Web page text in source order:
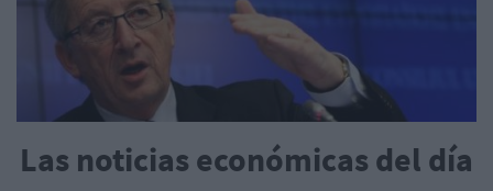
Las noticias económicas del día